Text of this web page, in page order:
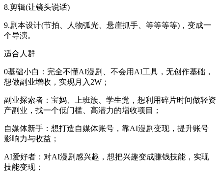
8.剪辑(让镜头说话)
9.剧本设计(节拍、人物弧光、悬崖抓手、等等等等)，变成一
个导演。
适合人群​
0基础小白：完全不懂AI漫剧、不会用AI工具，无创作基础，
想做副业增收，实现月入2W；​
副业探索者：宝妈、上班族、学生党，想利用碎片时间做轻资
产副业，找一个低门槛、高潜力的增收项目；​
自媒体新手：想打造自媒体账号，靠AI漫剧变现，提升账号
影响力与收益；​
AI爱好者：对AI漫剧感兴趣，想把兴趣变成賺钱技能，实现
技能变现；​